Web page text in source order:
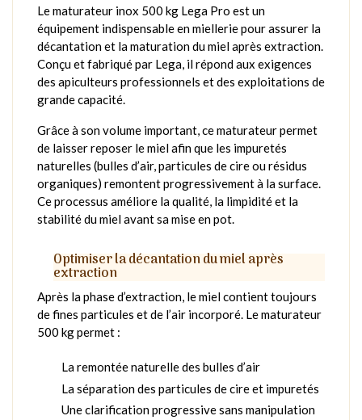
Le maturateur inox 500 kg Lega Pro est un
équipement indispensable en miellerie pour assurer la
décantation et la maturation du miel après extraction.
Conçu et fabriqué par Lega, il répond aux exigences
des apiculteurs professionnels et des exploitations de
grande capacité.
Grâce à son volume important, ce maturateur permet
de laisser reposer le miel afin que les impuretés
naturelles (bulles d’air, particules de cire ou résidus
organiques) remontent progressivement à la surface.
Ce processus améliore la qualité, la limpidité et la
stabilité du miel avant sa mise en pot.
Optimiser la décantation du miel après
extraction
Après la phase d’extraction, le miel contient toujours
de fines particules et de l’air incorporé. Le maturateur
500 kg permet :
La remontée naturelle des bulles d’air
La séparation des particules de cire et impuretés
Une clarification progressive sans manipulation